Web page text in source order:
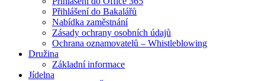
Přihlášení do Bakalářů
Nabídka zaměstnání
Zásady ochrany osobních údajů
Ochrana oznamovatelů – Whistleblowing
Družina
Základní informace
Jídelna